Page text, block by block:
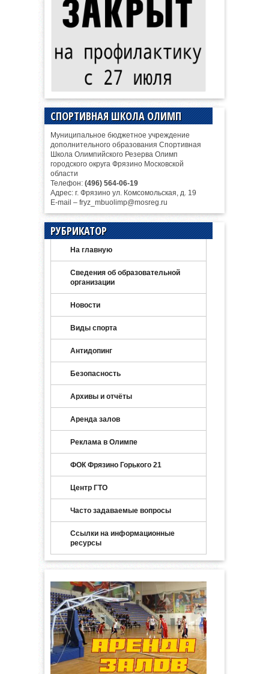
СПОРТИВНАЯ ШКОЛА ОЛИМП
Муниципальное бюджетное учреждение
дополнительного образования Спортивная
Школа Олимпийского Резерва Олимп
городского округа Фрязино Московской
области
Телефон: (496) 564-06-19
Адрес: г. Фрязино ул. Комсомольская, д. 19
E-mail – fryz_mbuolimp@mosreg.ru
РУБРИКАТОР
На главную
Сведения об образовательной
организации
Новости
Виды спорта
Антидопинг
Безопасность
Архивы и отчёты
Аренда залов
Реклама в Олимпе
ФОК Фрязино Горького 21
Центр ГТО
Часто задаваемые вопросы
Ссылки на информационные
ресурсы